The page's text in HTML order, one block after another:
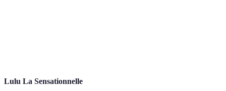
Lulu La Sensationnelle